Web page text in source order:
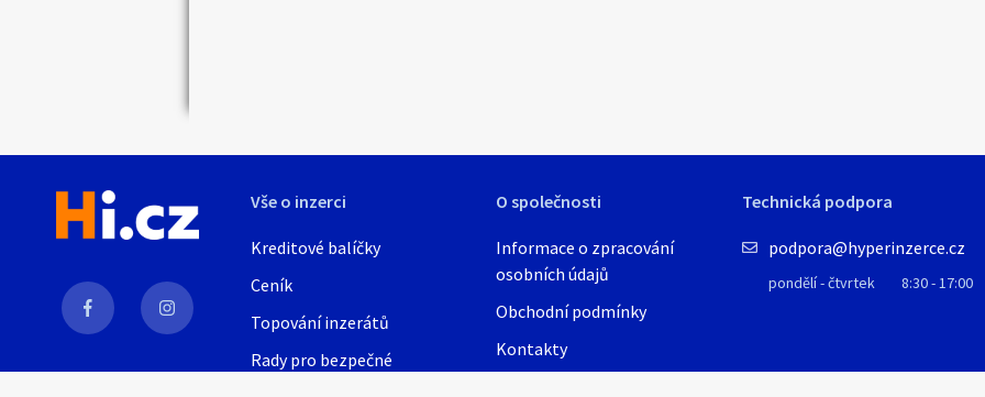
Vše o inzerci
Kreditové balíčky
Ceník
Topování inzerátů
Rady pro bezpečné
O společnosti
Informace o zpracování
osobních údajů
Obchodní podmínky
Kontakty
Technická podpora
podpora@hyperinzerce.cz
pondělí - čtvrtek 8:30 - 17:00